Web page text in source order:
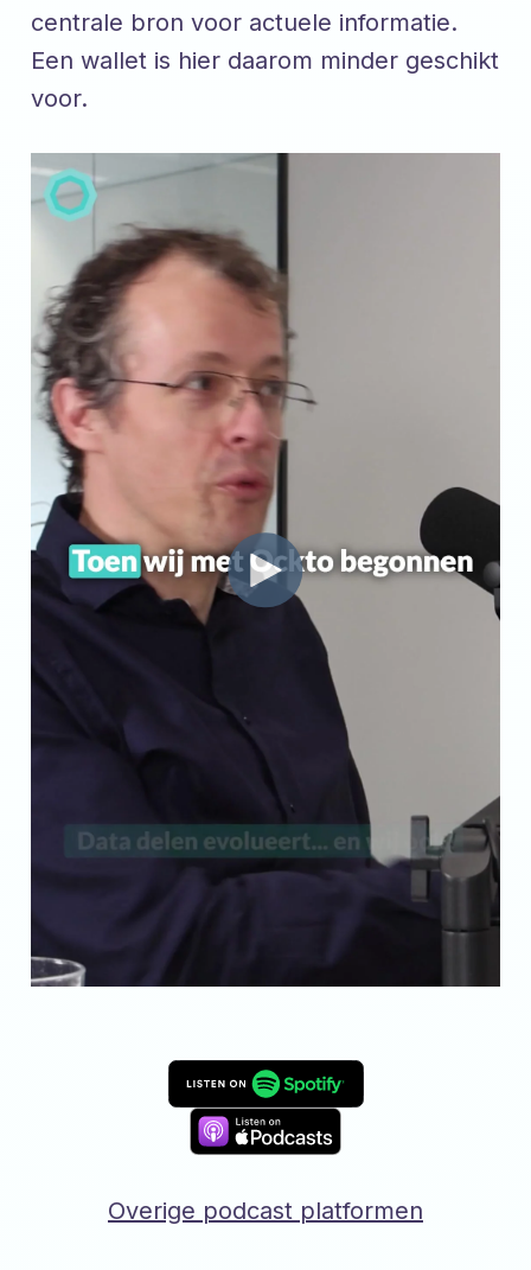
centrale bron voor actuele informatie.
Een wallet is hier daarom minder geschikt
voor.
Overige podcast platformen